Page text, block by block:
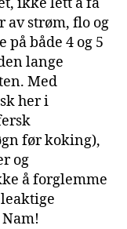
av strøm, flo og
både 4 og 5
lange
Med
her i
før koking),
og
å forglemme